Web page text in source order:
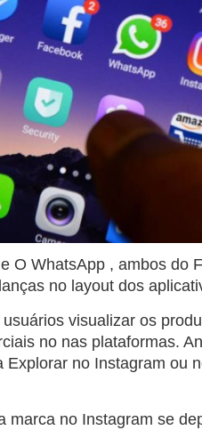
O WhatsApp , ambos do
no layout dos
visualizar os
no nas plataformas.
Explorar no Instagram ou
marca no Instagram se